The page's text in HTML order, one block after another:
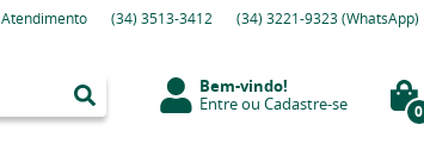
Atendimento (34) 3513-3412 (34) 3221-9323(WhatsApp)
Bem-vindo!
EntreouCadastre-se 0